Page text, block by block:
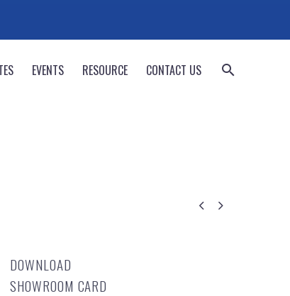
EVENTS RESOURCE CONTACT US
 
DOWNLOAD
SHOWROOM CARD